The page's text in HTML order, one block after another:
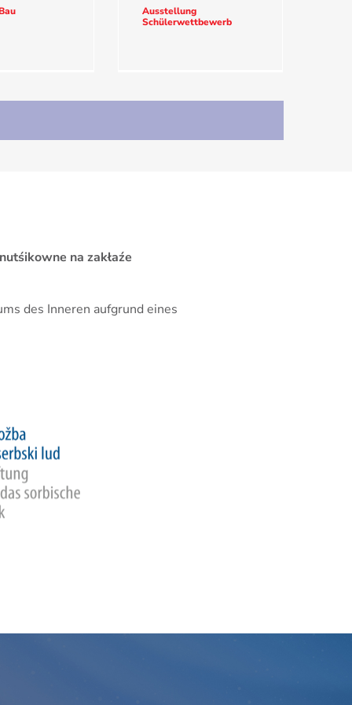
Ausstellung
Schülerwettbewerb
na zakłaźe
des Inneren aufgrund eines